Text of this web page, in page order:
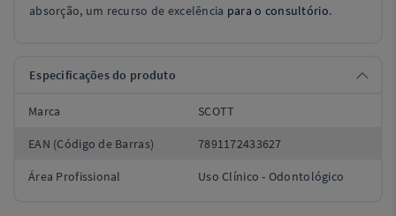
absorção, um recurso de excelência para o consultório.
Especificações do produto
Marca SCOTT
EAN (Código de Barras) 7891172433627
Área Profissional Uso Clínico - Odontológico